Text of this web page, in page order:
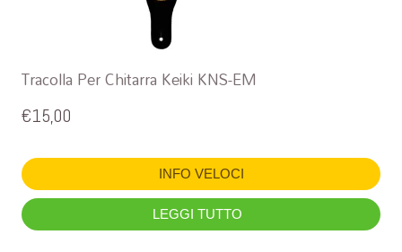
Tracolla Per Chitarra Keiki KNS-EM
€15,00
INFO VELOCI
LEGGI TUTTO